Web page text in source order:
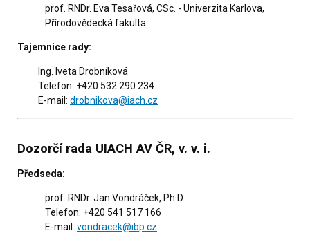
prof. RNDr. Eva Tesařová, CSc. - Univerzita Karlova,
Přírodovědecká fakulta
Tajemnice rady:
Ing. Iveta Drobníková
Telefon: +420 532 290 234
E-mail: drobnikova@iach.cz
Dozorčí rada UIACH AV ČR, v. v. i.
Předseda:
prof. RNDr. Jan Vondráček, Ph.D.
Telefon: +420 541 517 166
E-mail: vondracek@ibp.cz